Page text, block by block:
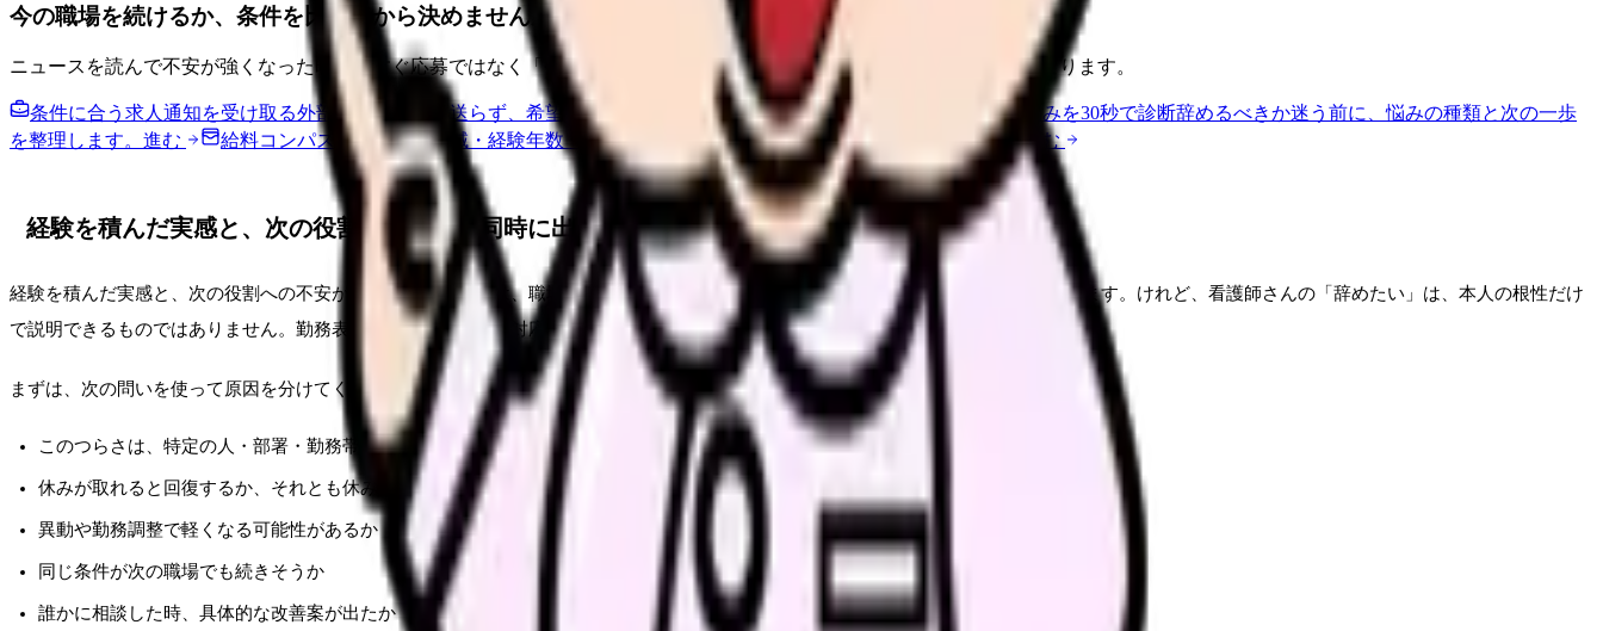
今の職場を続けるか、条件を比べてから決めませんか。
ニュースを読んで不安が強くなった時は、すぐ応募ではなく「今の条件・他の選択肢・相談先」を分けると判断しやすくなります。
条件に合う求人通知を受け取る外部転職サイトへ送らず、希望条件と転職時期を自社で預かります。 職場の悩みを30秒で診断辞めるべきか迷う前に、悩みの種類と次の一歩
を整理します。 進む 給料コンパスで比較する地域・経験年数・施設形態から、今の給料の現在地を確認できます。進む
経験を積んだ実感と、次の役割への不安が同時に出る段階に起きやすいこと
経験を積んだ実感と、次の役割への不安が同時に出る段階では、職場の悪いところだけでなく、自分の弱さのように見えるものも増えます。けれど、看護師さんの「辞めたい」は、本人の根性だけ
で説明できるものではありません。勤務表、夜勤、教育、患者対応、管理者との相性、家庭の事情、体調が重なって出てくる反応です。
まずは、次の問いを使って原因を分けてください。
このつらさは、特定の人・部署・勤務帯で強くなるか
休みが取れると回復するか、それとも休みの日も戻らないか
異動や勤務調整で軽くなる可能性があるか
同じ条件が次の職場でも続きそうか
誰かに相談した時、具体的な改善案が出たか